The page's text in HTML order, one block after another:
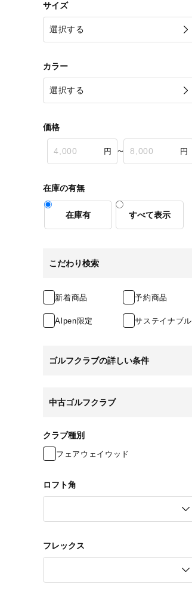
サイズ
カラー
価格
〜
在庫の有無
在庫有 すべて表示
こだわり検索
新着商品 予約商品
Alpen限定 サステイナブル
ゴルフクラブの詳しい条件
中古ゴルフクラブ
クラブ種別
フェアウェイウッド
ロフト角
フレックス